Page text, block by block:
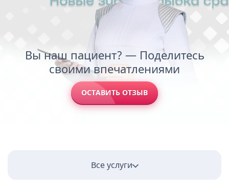
Вы наш пациент? — Поделитесь
своими впечатлениями
ОСТАВИТЬ ОТЗЫВ
Все услуги